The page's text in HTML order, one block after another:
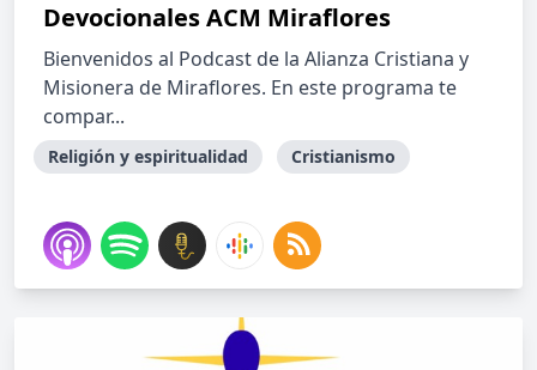
Devocionales ACM Miraflores
Bienvenidos al Podcast de la Alianza Cristiana y
Misionera de Miraflores. En este programa te
compar...
Religión y espiritualidad Cristianismo